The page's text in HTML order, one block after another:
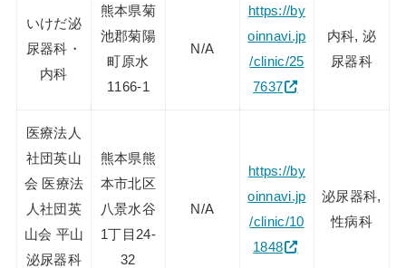
いけだ泌
尿器科・
内科
熊本県菊
池郡菊陽
町原水
1166-1
N/A
https://by
oinnavi.jp
/clinic/25
7637
内科, 泌
尿器科
医療法人
社団英山
会 医療法
人社団英
山会 平山
泌尿器科
熊本県熊
本市北区
八景水谷
1丁目24-
32
N/A
https://by
oinnavi.jp
/clinic/10
1848
泌尿器科,
性病科